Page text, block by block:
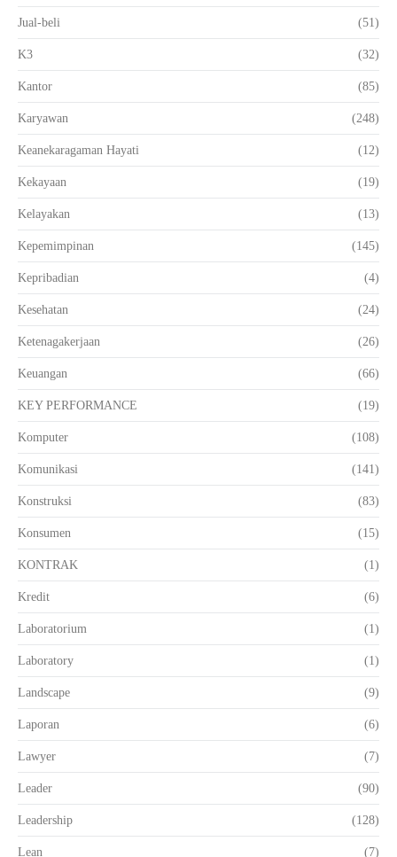
Jual-beli (51)
K3 (32)
Kantor (85)
Karyawan (248)
Keanekaragaman Hayati (12)
Kekayaan (19)
Kelayakan (13)
Kepemimpinan (145)
Kepribadian (4)
Kesehatan (24)
Ketenagakerjaan (26)
Keuangan (66)
KEY PERFORMANCE (19)
Komputer (108)
Komunikasi (141)
Konstruksi (83)
Konsumen (15)
KONTRAK (1)
Kredit (6)
Laboratorium (1)
Laboratory (1)
Landscape (9)
Laporan (6)
Lawyer (7)
Leader (90)
Leadership (128)
Lean (7)